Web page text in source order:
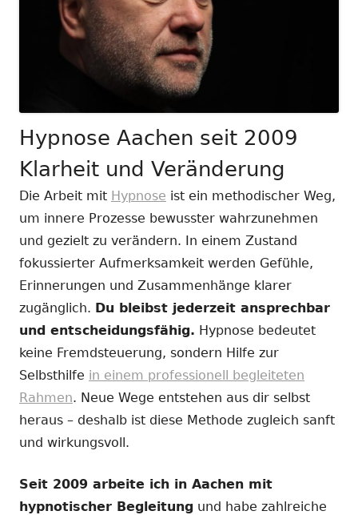
Hypnose Aachen seit 2009
Klarheit und Veränderung
Die Arbeit mit Hypnose ist ein methodischer Weg,
um innere Prozesse bewusster wahrzunehmen
und gezielt zu verändern. In einem Zustand
fokussierter Aufmerksamkeit werden Gefühle,
Erinnerungen und Zusammenhänge klarer
zugänglich. Du bleibst jederzeit ansprechbar
und entscheidungsfähig. Hypnose bedeutet
keine Fremdsteuerung, sondern Hilfe zur
Selbsthilfe in einem professionell begleiteten
Rahmen. Neue Wege entstehen aus dir selbst
heraus – deshalb ist diese Methode zugleich sanft
und wirkungsvoll.
Seit 2009 arbeite ich in Aachen mit
hypnotischer Begleitung und habe zahlreiche